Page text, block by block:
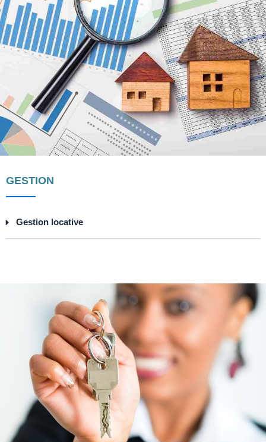
GESTION
Gestion locative